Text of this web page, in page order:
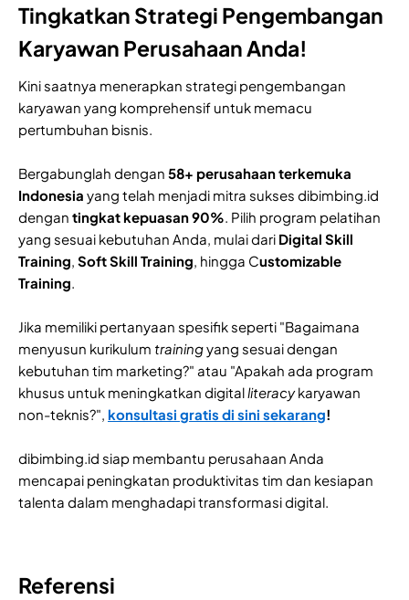
Tingkatkan Strategi Pengembangan
Karyawan Perusahaan Anda!
Kini saatnya menerapkan strategi pengembangan
karyawan yang komprehensif untuk memacu
pertumbuhan bisnis.
Bergabunglah dengan 58+ perusahaan terkemuka
Indonesia yang telah menjadi mitra sukses dibimbing.id
dengan tingkat kepuasan 90% . Pilih program pelatihan
yang sesuai kebutuhan Anda, mulai dari Digital Skill
Training Soft Skill Training , hingga Customizable
Training
Jika memiliki pertanyaan spesifik seperti "Bagaimana
menyusun kurikulum trainingyang sesuai dengan
kebutuhan tim marketing?" atau "Apakah ada program
khusus untuk meningkatkan digital literacykaryawan
non-teknis?", konsultasi gratis di sini sekarang!
dibimbing.id siap membantu perusahaan Anda
mencapai peningkatan produktivitas tim dan kesiapan
talenta dalam menghadapi transformasi digital.
Referensi